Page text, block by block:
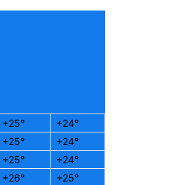
+25° +24°
+25° +24°
+25° +24°
+26° +25°